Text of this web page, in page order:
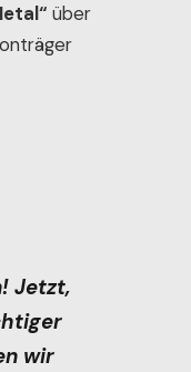
über
Jetzt,
wir